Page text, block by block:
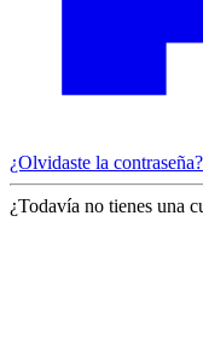
¿Olvidaste la contraseña?
¿Todavía no tienes una